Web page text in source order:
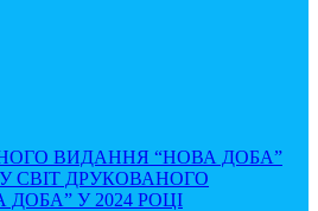
ВИДАННЯ “НОВА ДОБА”
СВІТ ДРУКОВАНОГО
У 2024 РОЦІ